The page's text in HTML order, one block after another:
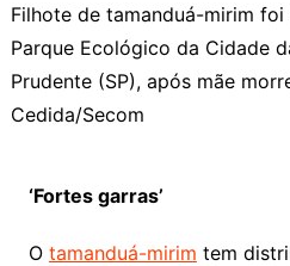
Filhote de tamanduá-mirim
Parque Ecológico da Cidade
Prudente (SP), após mãe
Cedida/Secom
‘Fortes garras’
O tamanduá-mirim tem